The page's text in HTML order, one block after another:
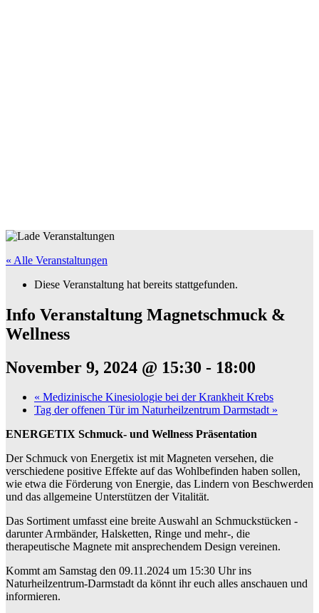
« Alle Veranstaltungen
Diese Veranstaltung hat bereits stattgefunden.
Info Veranstaltung Magnetschmuck &
Wellness
November 9, 2024 @ 15:30 - 18:00
« Medizinische Kinesiologie bei der Krankheit Krebs
Tag der offenen Tür im Naturheilzentrum Darmstadt »
ENERGETIX Schmuck- und Wellness Präsentation
Der Schmuck von Energetix ist mit Magneten versehen, die
verschiedene positive Effekte auf das Wohlbefinden haben sollen,
wie etwa die Förderung von Energie, das Lindern von Beschwerden
und das allgemeine Unterstützen der Vitalität.
Das Sortiment umfasst eine breite Auswahl an Schmuckstücken -
darunter Armbänder, Halsketten, Ringe und mehr-, die
therapeutische Magnete mit ansprechendem Design vereinen.
Kommt am Samstag den 09.11.2024 um 15:30 Uhr ins
Naturheilzentrum-Darmstadt da könnt ihr euch alles anschauen und
informieren.